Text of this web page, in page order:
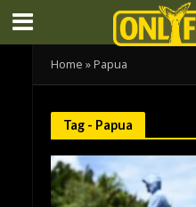
Home » Papua
Tag - Papua